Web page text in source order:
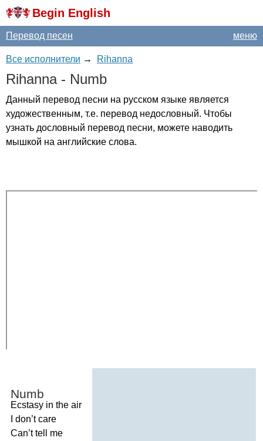
Begin English
меню
Перевод песен
Все исполнители → Rihanna
Rihanna- Numb
Данный перевод песни на русском языке является
художественным, т.е. перевод недословный. Чтобы
узнать дословный перевод песни, можете наводить
мышкой на английские слова.
Numb
Ecstasy in the air
don’t care
Can’t tell
me